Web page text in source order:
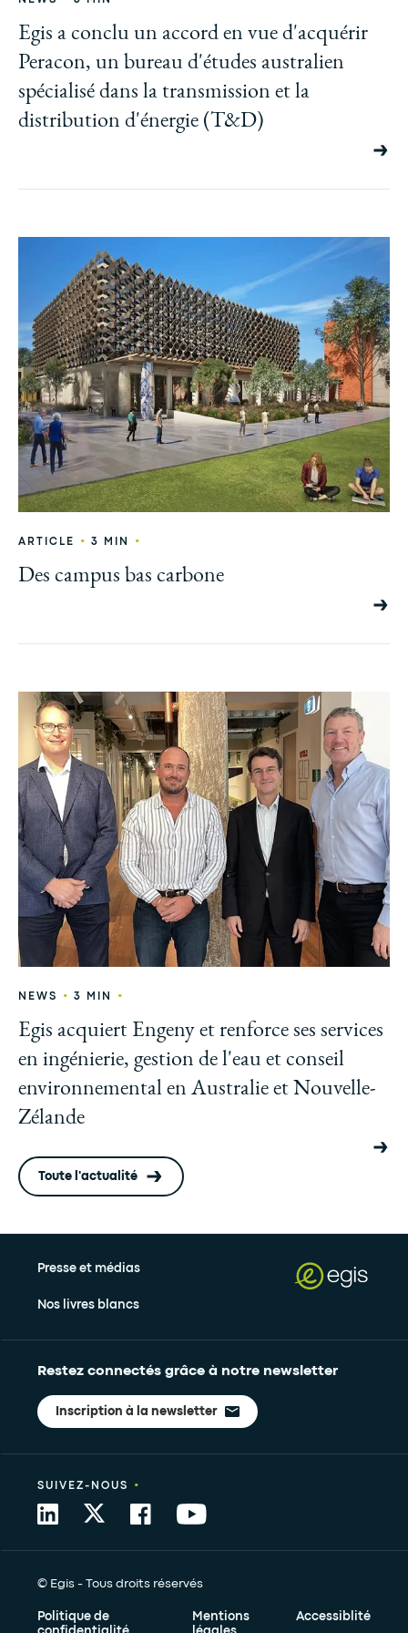
Egis a conclu un accord en vue d'acquérir
Peracon, un bureau d'études australien
spécialisé dans la transmission et la
distribution d'énergie (T&D)
ARTICLE • 3 MIN •
Des campus bas carbone
NEWS • 3 MIN •
Egis acquiert Engeny et renforce ses services
en ingénierie, gestion de l'eau et conseil
environnemental en Australie et Nouvelle-
Zélande
Toute l'actualité
Presse et médias
Nos livres blancs
Restez connectés grâce à notre newsletter
Inscription à la newsletter
© Egis - Tous droits réservés
Politique de
Mentions
Accessiblité
SUIVEZ-NOUS •